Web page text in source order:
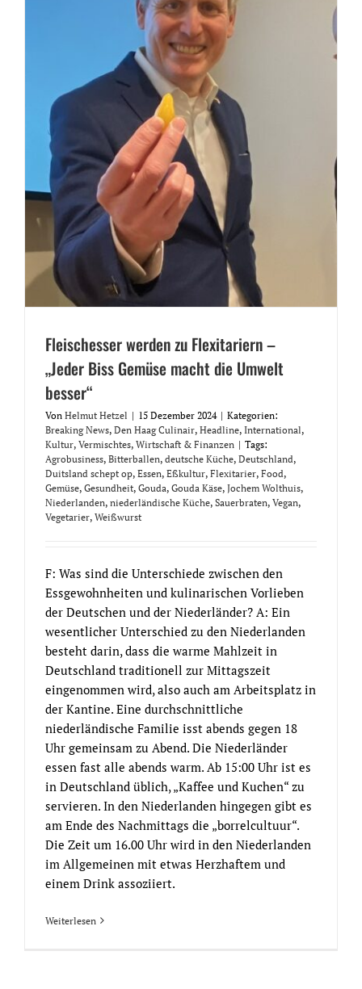
Fleischesser werden zu Flexitariern –
„Jeder Biss Gemüse macht die Umwelt
besser“
Von Helmut Hetzel | 15 Dezember 2024 | Kategorien:
Breaking News, Den Haag Culinair, Headline, International,
Kultur, Vermischtes, Wirtschaft & Finanzen | Tags:
Agrobusiness, Bitterballen, deutsche Küche, Deutschland,
Duitsland schept op, Essen, Eßkultur, Flexitarier, Food,
Gemüse, Gesundheit, Gouda, Gouda Käse, Jochem Wolthuis,
Niederlanden, niederländische Küche, Sauerbraten, Vegan,
Vegetarier, Weißwurst
F: Was sind die Unterschiede zwischen den
Essgewohnheiten und kulinarischen Vorlieben
der Deutschen und der Niederländer? A: Ein
wesentlicher Unterschied zu den Niederlanden
besteht darin, dass die warme Mahlzeit in
Deutschland traditionell zur Mittagszeit
eingenommen wird, also auch am Arbeitsplatz in
der Kantine. Eine durchschnittliche
niederländische Familie isst abends gegen 18
Uhr gemeinsam zu Abend. Die Niederländer
essen fast alle abends warm. Ab 15:00 Uhr ist es
in Deutschland üblich, „Kaffee und Kuchen“ zu
servieren. In den Niederlanden hingegen gibt es
am Ende des Nachmittags die „borrelcultuur“.
Die Zeit um 16.00 Uhr wird in den Niederlanden
im Allgemeinen mit etwas Herzhaftem und
einem Drink assoziiert.
Weiterlesen